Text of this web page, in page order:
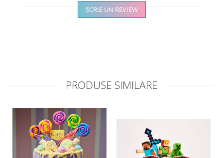
SCRIE UN REVIEW
PRODUSE SIMILARE